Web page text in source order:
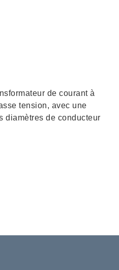
de courant à
tension, avec une
diamètres de conducteur